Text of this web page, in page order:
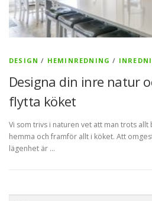
DESIGN / HEMINREDNING /
Designa din inre natur
flytta köket
Vi som trivs i naturen vet att man trots
hemma och framför allt i köket. Att
lägenhet är …